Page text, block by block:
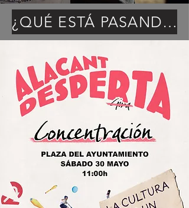
¿QUÉ ESTÁ PASANDO? ¿POR QUÉ SE HA CANCELADO EL PROYECTO